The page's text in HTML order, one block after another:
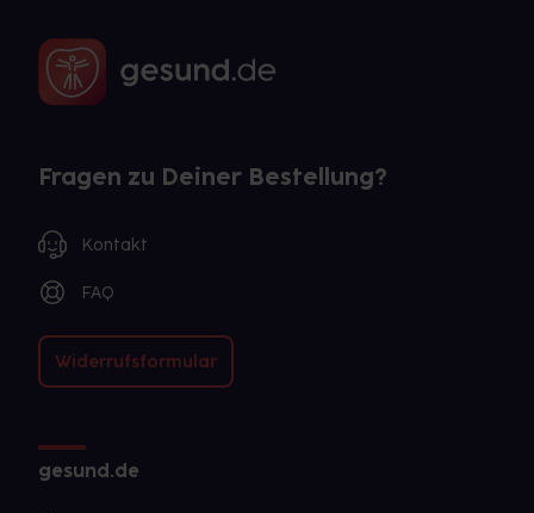
Fragen zu Deiner Bestellung?
Kontakt
FAQ
Widerrufsformular
gesund.de